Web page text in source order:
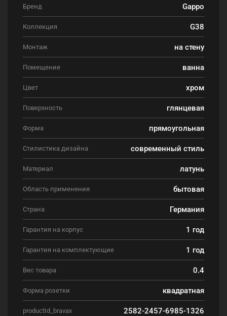
Бренд Gappo
Коллекция G38
Монтаж на стену
Помещение ванна
Цвет хром
Поверхность глянцевая
Форма прямоугольная
Стилистика дизайна современный стиль
Материал латунь
Область применения бытовая
Страна Германия
Гарантия на корпус 1 год
Гарантия на комплектующие 1 год
Вес товара 0.4
Форма розетки квадратная
productId_bravax 2582-2457-6985-1326